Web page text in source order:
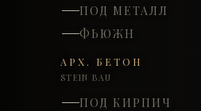
ПОД МЕТАЛЛ
ФЬЮЖН
АРХ. БЕТОН
STEIN BAU
ПОД КИРПИЧ